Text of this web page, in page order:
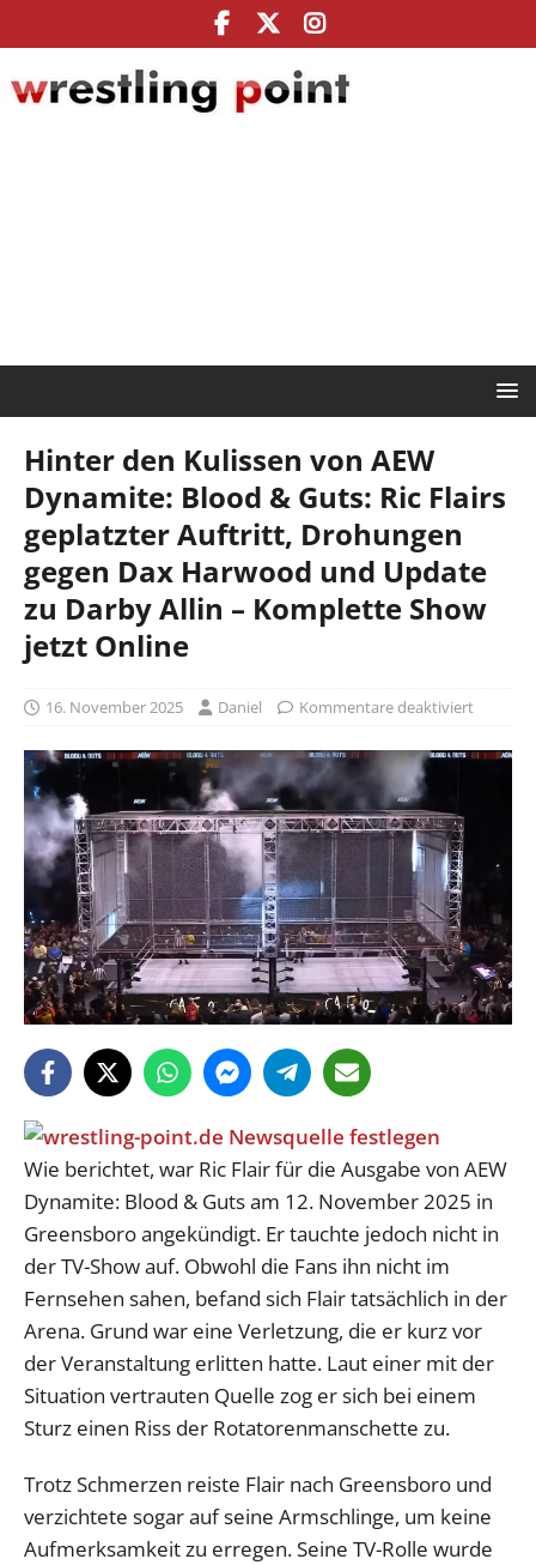
Hinter den Kulissen von AEW
Dynamite: Blood & Guts: Ric Flairs
geplatzter Auftritt, Drohungen
gegen Dax Harwood und Update
zu Darby Allin – Komplette Show
jetzt Online
16. November 2025 Daniel Kommentare deaktiviert
Wie berichtet, war Ric Flair für die Ausgabe von AEW
Dynamite: Blood & Guts am 12. November 2025 in
Greensboro angekündigt. Er tauchte jedoch nicht in
der TV-Show auf. Obwohl die Fans ihn nicht im
Fernsehen sahen, befand sich Flair tatsächlich in der
Arena. Grund war eine Verletzung, die er kurz vor
der Veranstaltung erlitten hatte. Laut einer mit der
Situation vertrauten Quelle zog er sich bei einem
Sturz einen Riss der Rotatorenmanschette zu.
Trotz Schmerzen reiste Flair nach Greensboro und
verzichtete sogar auf seine Armschlinge, um keine
Aufmerksamkeit zu erregen. Seine TV-Rolle wurde